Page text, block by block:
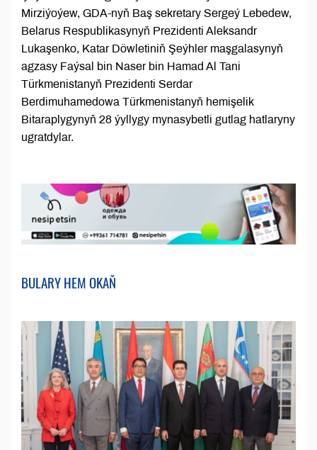
Mirziýoýew, GDA-nyň Baş sekretary Sergeý Lebedew,
Belarus Respublikasynyň Prezidenti Aleksandr
Lukaşenko, Katar Döwletiniň Şeýhler maşgalasynyň
agzasy Faýsal bin Naser bin Hamad Al Tani
Türkmenistanyň Prezidenti Serdar
Berdimuhamedowa Türkmenistanyň hemişelik
Bitaraplygynyň 28 ýyllygy mynasybetli gutlag hatlaryny
ugratdylar.
BULARY HEM OKAŇ